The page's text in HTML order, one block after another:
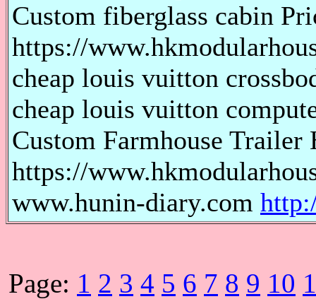
Custom fiberglass cabin
https://
cheap louis vuitton
cheap louis vuitton
Custom Farmhouse Trailer
https://
www.hunin-diary.com
Page: 1 2 3 4 5 6 7 8 9 10